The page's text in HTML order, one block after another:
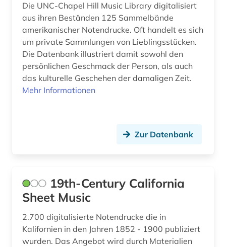
botanik (1)
brahms (2)
brahms-institut (2)
brief (6)
british library (1)
bäumker (1)
böhmen (1)
bühnenkünstler (1)
Die UNC-Chapel Hill Music Library digitalisiert
aus ihren Beständen 125 Sammelbände
amerikanischer Notendrucke. Oft handelt es sich
um private Sammlungen von Lieblingsstücken.
Die Datenbank illustriert damit sowohl den
persönlichen Geschmack der Person, als auch
das kulturelle Geschehen der damaligen Zeit.
Mehr Informationen
Zur Datenbank
19th-Century California
Sheet Music
2.700 digitalisierte Notendrucke die in
Kalifornien in den Jahren 1852 - 1900 publiziert
wurden. Das Angebot wird durch Materialien